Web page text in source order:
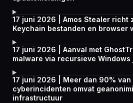
17 juni 2026 | Amos Stealer richt
Keychain bestanden en browser
17 juni 2026 | Aanval met
malware via recursieve Windows
17 juni 2026 | Meer dan 90% van
cyberincidenten omvat
infrastructuur